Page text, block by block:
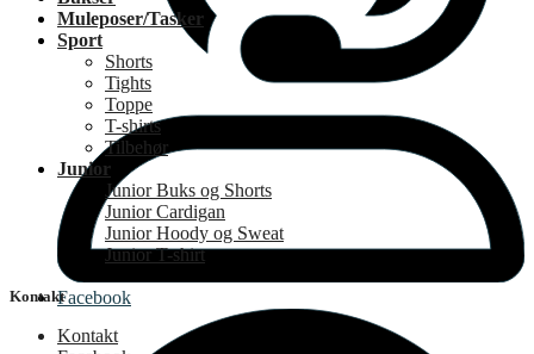
Facebook
Muleposer/Tasker
Sport
Shorts
Tights
Toppe
T-shirts
Tilbehør
Junior
Junior Buks og Shorts
Junior Cardigan
Junior Hoody og Sweat
Junior T-shirt
Kontakt
Kontakt